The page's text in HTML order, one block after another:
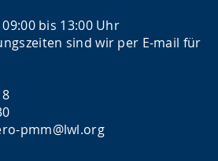
bis 13:00 Uhr
sind wir per E-mail für
pmm@lwl.org